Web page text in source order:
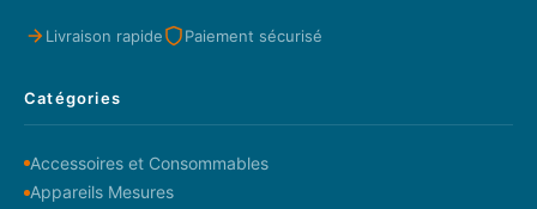
Livraison rapide Paiement sécurisé
Catégories
Accessoires et Consommables
Appareils Mesures